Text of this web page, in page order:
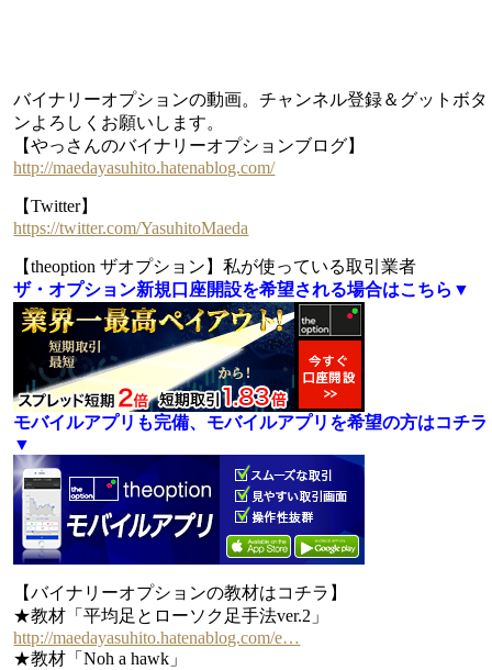
バイナリーオプションの動画。チャンネル登録＆グットボタ
ンよろしくお願いします。
【やっさんのバイナリーオプションブログ】
http://maedayasuhito.hatenablog.com/
【Twitter】
https://twitter.com/YasuhitoMaeda
【theoption ザオプション】私が使っている取引業者
ザ・オプション新規口座開設を希望される場合はこちら▼
モバイルアプリも完備、モバイルアプリを希望の方はコチラ
▼
【バイナリーオプションの教材はコチラ】
★教材「平均足とローソク足手法ver.2」
http://maedayasuhito.hatenablog.com/e…
★教材「Noh a hawk」